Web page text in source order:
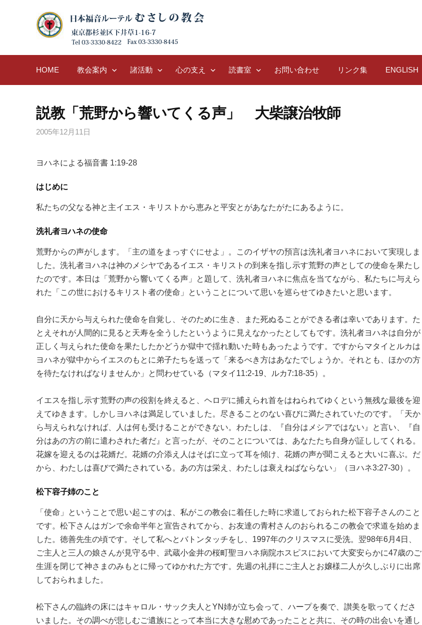
HOME 教会案内 諸活動 心の支え 読書室 お問い合わせ リンク集 ENGLISH
説教「荒野から響いてくる声」 大柴譲治牧師
2005年12月11日
ヨハネによる福音書 1:19-28
はじめに
私たちの父なる神と主イエス・キリストから恵みと平安とがあなたがたにあるように。
洗礼者ヨハネの使命
荒野からの声がします。「主の道をまっすぐにせよ」。このイザヤの預言は洗礼者ヨハネにおいて実現しま
した。洗礼者ヨハネは神のメシヤであるイエス・キリストの到来を指し示す荒野の声としての使命を果たし
たのです。本日は「荒野から響いてくる声」と題して、洗礼者ヨハネに焦点を当てながら、私たちに与えら
れた「この世におけるキリスト者の使命」ということについて思いを巡らせてゆきたいと思います。
自分に天から与えられた使命を自覚し、そのために生き、また死ぬることができる者は幸いであります。た
とえそれが人間的に見ると天寿を全うしたというように見えなかったとしてもです。洗礼者ヨハネは自分が
正しく与えられた使命を果たしたかどうか獄中で揺れ動いた時もあったようです。ですからマタイとルカは
ヨハネが獄中からイエスのもとに弟子たちを送って「来るべき方はあなたでしょうか。それとも、ほかの方
を待たなければなりませんか」と問わせている（マタイ11:2-19、ルカ7:18-35）。
イエスを指し示す荒野の声の役割を終えると、ヘロデに捕えられ首をはねられてゆくという無残な最後を迎
えてゆきます。しかしヨハネは満足していました。尽きることのない喜びに満たされていたのです。「天か
ら与えられなければ、人は何も受けることができない。わたしは、『自分はメシアではない』と言い、『自
分はあの方の前に遣わされた者だ』と言ったが、そのことについては、あなたたち自身が証ししてくれる。
花嫁を迎えるのは花婿だ。花婿の介添え人はそばに立って耳を傾け、花婿の声が聞こえると大いに喜ぶ。だ
から、わたしは喜びで満たされている。あの方は栄え、わたしは衰えねばならない」（ヨハネ3:27-30）。
松下容子姉のこと
「使命」ということで思い起こすのは、私がこの教会に着任した時に求道しておられた松下容子さんのこと
です。松下さんはガンで余命半年と宣告されてから、お友達の青村さんのおられるこの教会で求道を始めま
した。徳善先生の頃です。そして私へとバトンタッチをし、1997年のクリスマスに受洗。翌98年6月4日、
ご主人と三人の娘さんが見守る中、武蔵小金井の桜町聖ヨハネ病院ホスピスにおいて大変安らかに47歳のご
生涯を閉じて神さまのみもとに帰ってゆかれた方です。先週の礼拝にご主人とお嬢様二人が久しぶりに出席
しておられました。
松下さんの臨終の床にはキャロル・サック夫人とYN姉が立ち会って、ハープを奏で、讃美を歌ってくださ
いました。その調べが悲しむご遺族にとって本当に大きな慰めであったことと共に、その時の出会いを通し